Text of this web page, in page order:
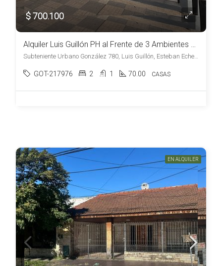
$ 700.100
Alquiler Luis Guillón PH al Frente de 3 Ambientes Refaccionado a Nuevo sin Cochera
Subteniente Urbano González 780, Luis Guillón, Esteban Echeverría
GOT-217976 2 1 70.00 CASAS
EN ALQUILER